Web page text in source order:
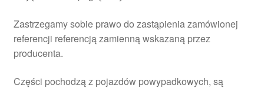
Zastrzegamy sobie prawo do zastąpienia zamówionej
referencji referencją zamienną wskazaną przez
producenta.
Części pochodzą z pojazdów powypadkowych, są